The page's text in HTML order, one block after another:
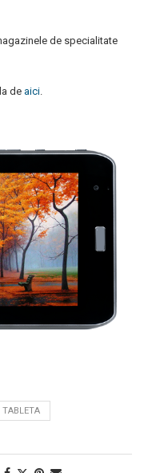
de specialitate
deaici.
TABLETA